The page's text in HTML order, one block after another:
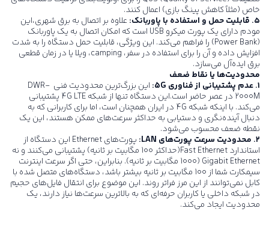
خاص (مثلاً کاهش پینگ بازی) اعمال کنند.
۵. قابلیت حمل و استفاده با پاوربانک:
علاوه بر اتصال به برق شهری،این
مودم دارای یک پورت میکرو USB است که امکان اتصال به یک پاوربانک
(Power Bank) را فراهم می‌کند. این ویژگی، قابلیت حمل دستگاه را به شدت
افزایش داده و آن را برای استفاده در سفر، camping، ویلا یا در زمان قطعی
برق ایده‌آل می‌سازد.
محدودیت‌ها یا نقاط ضعف
۱. عدم پشتیبانی از فناوری 5
G
: این بزرگ‌ترین محدودیت فنی DWR-
2000M
در عصر حاضر است.این دستگاه تنها از شبکه 4G LTE پشتیبانی
می‌کند. با اینکه شبکه 4G در ایران همچنان است، اما برای کاربرانی که به
دنبال آینده‌نگری و دستیابی به حداکثر سرعت‌های ممکن هستند، این یک
نقطه ضعف محسوب می‌شود.
۲. محدودیت سرعت پورت‌های
LAN
:
پورت‌های Ethernet این دستگاه از
استاندارد Fast Ethernet(حداکثر 100 مگابیت بر ثانیه) پشتیبانی می‌کنند و نه
Gigabit Ethernet (1000 مگابیت بر ثانیه). بنابراین، حتی اگر سرعت اینترنت
سیمکارت شما از 100 مگابیت بر ثانیه بیشتر باشد، دستگاه‌های متصل شده با
کابل نمی‌توانند از این مرز فراتر روند. این موضوع برای انتقال فایل‌های حجیم
در شبکه داخلی یا کاربران حرفه‌ای که به بالاترین سرعت‌ها نیاز دارند، یک
محدودیت ایجاد می‌کند.